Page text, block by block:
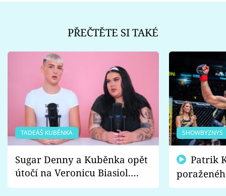
PŘEČTĚTE SI TAKÉ
TADEÁŠ KUBĚNKA
Sugar Denny a Kuběnka opět
útočí na Veronicu Biasiol.
Proč je podle nich falešná a
SHOWBYZNYS
fanoušci